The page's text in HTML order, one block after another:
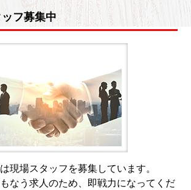
フ募集中
現場スタッフを募集しています。
なう求人のため、即戦力になってくだ